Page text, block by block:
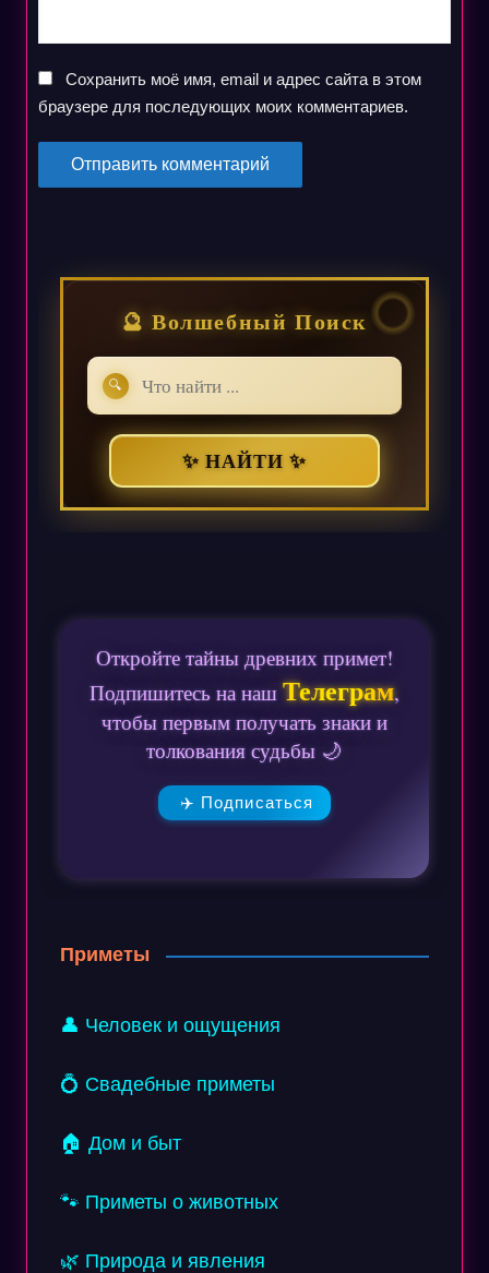
Сохранить моё имя, email и адрес сайта в этом
браузере для последующих моих комментариев.
🔮 Волшебный Поиск
🔍
✨ НАЙТИ ✨
Откройте тайны древних примет!
Подпишитесь на нашТелеграм,
чтобы первым получать знаки и
толкования судьбы 🌙
✈️ Подписаться
Приметы
👤 Человек и ощущения
💍 Свадебные приметы
🏠 Дом и быт
🐾 Приметы о животных
🌿 Природа и явления